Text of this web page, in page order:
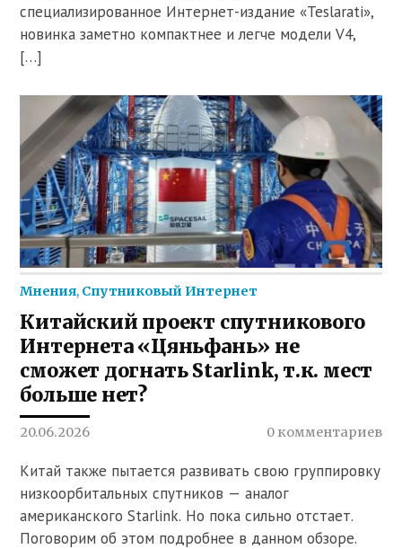
специализированное Интернет-издание «Teslarati»,
новинка заметно компактнее и легче модели V4,
[…]
Мнения, Спутниковый Интернет
Китайский проект спутникового
Интернета «Цяньфань» не
сможет догнать Starlink, т.к. мест
больше нет?
20.06.2026 0 комментариев
Китай также пытается развивать свою группировку
низкоорбитальных спутников — аналог
американского Starlink. Но пока сильно отстает.
Поговорим об этом подробнее в данном обзоре.